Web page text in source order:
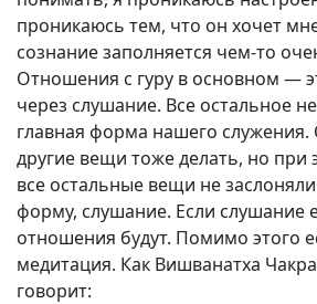
проникаюсь тем, что он хочет
сознание заполняется чем-то
Отношения с гуру в основном —
через слушание. Все остальное
главная форма нашего
другие вещи тоже делать, но при
все остальные вещи не
форму, слушание. Если слушание
отношения будут. Помимо этого
медитация. Как Вишванатха
говорит: